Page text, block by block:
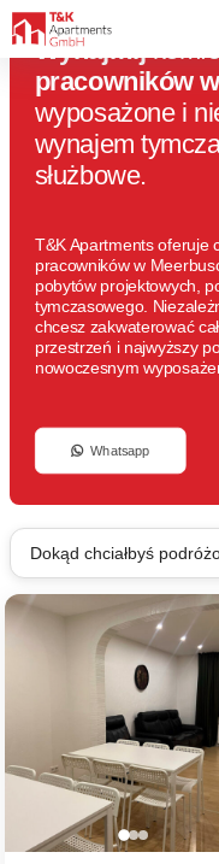
Wynajmij
pracowników
wyposażone i
wynajem
służbowe.
T&K Apartments oferuje
pracowników w
pobytów projektowych,
tymczasowego.
chcesz zakwaterować
przestrzeń i najwyższy
nowoczesnym
Whatsapp
Dokąd chciałbyś